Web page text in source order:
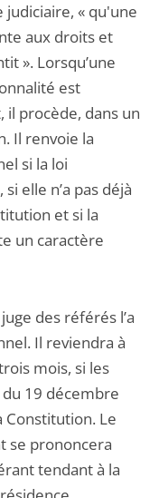
« qu'une
aux droits et
». Lorsqu’une
est
il procède, dans un
Il renvoie la
si la loi
elle n’a pas déjà
et si la
un caractère
des référés l’a
Il reviendra à
mois, si les
19 décembre
Constitution. Le
se prononcera
tendant à la